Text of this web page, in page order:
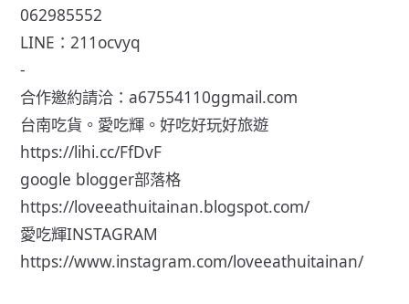
062985552
LINE：211ocvyq
-
合作邀約請洽：a67554110ggmail.com
台南吃貨。愛吃輝。好吃好玩好旅遊
https://lihi.cc/FfDvF
google blogger部落格
https://loveeathuitainan.blogspot.com/
愛吃輝INSTAGRAM
https://www.instagram.com/loveeathuitainan/